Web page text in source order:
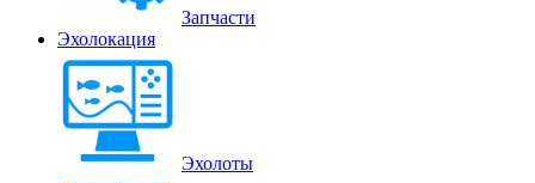
Запчасти
Эхолокация
Эхолоты